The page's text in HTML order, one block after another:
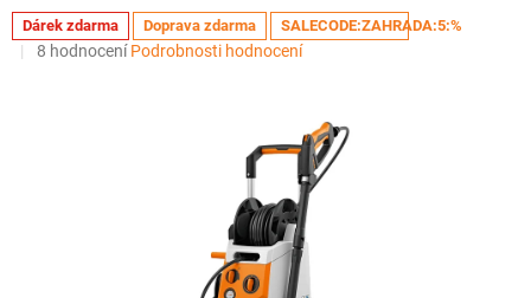
Dárek zdarma Doprava zdarma SALECODE:ZAHRADA:5:%
Průměrné
8 hodnocení Podrobnosti hodnocení